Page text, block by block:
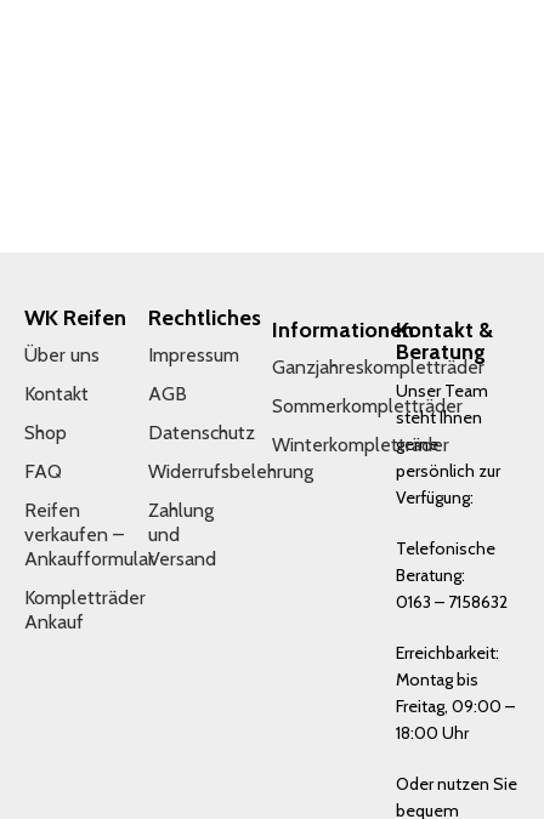
WK Reifen
Über uns
Kontakt
Shop
FAQ
Reifen
verkaufen –
Ankaufformular
Kompletträder
Ankauf
Rechtliches
Impressum
AGB
Datenschutz
Widerrufsbelehrung
Zahlung
und
Versand
Informationen
Ganzjahreskompletträder
Sommerkompletträder
Winterkompletträder
Kontakt &
Beratung
Unser Team
steht Ihnen
gerne
persönlich zur
Verfügung:
Telefonische
Beratung:
0163 – 7158632
Erreichbarkeit:
Montag bis
Freitag, 09:00 –
18:00 Uhr
Oder nutzen Sie
bequem